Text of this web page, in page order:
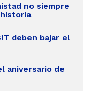
no siempre
deben bajar el
aniversario de